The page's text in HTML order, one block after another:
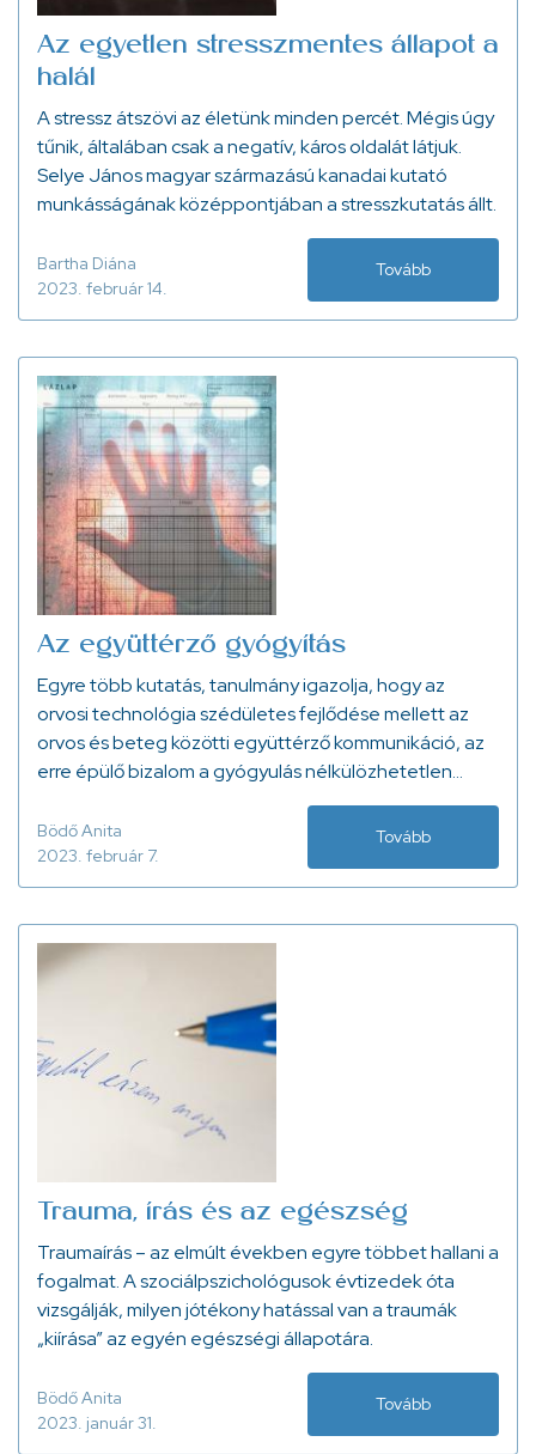
Az egyetlen stresszmentes állapot a
halál
A stressz átszövi az életünk minden percét. Mégis úgy
tűnik, általában csak a negatív, káros oldalát látjuk.
Selye János magyar származású kanadai kutató
munkásságának középpontjában a stresszkutatás állt.
Bartha Diána
2023. február 14.
Tovább
Az együttérző gyógyítás
Egyre több kutatás, tanulmány igazolja, hogy az
orvosi technológia szédületes fejlődése mellett az
orvos és beteg közötti együttérző kommunikáció, az
erre épülő bizalom a gyógyulás nélkülözhetetlen
Bödő Anita
2023. február 7.
Tovább
Trauma, írás és az egészség
Traumaírás – az elmúlt években egyre többet hallani a
fogalmat. A szociálpszichológusok évtizedek óta
vizsgálják, milyen jótékony hatással van a traumák
„kiírása” az egyén egészségi állapotára.
Bödő Anita
2023. január 31.
Tovább